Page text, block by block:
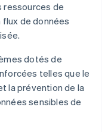
ressources de
de données
dotés de
telles que le
la prévention de la
sensibles de